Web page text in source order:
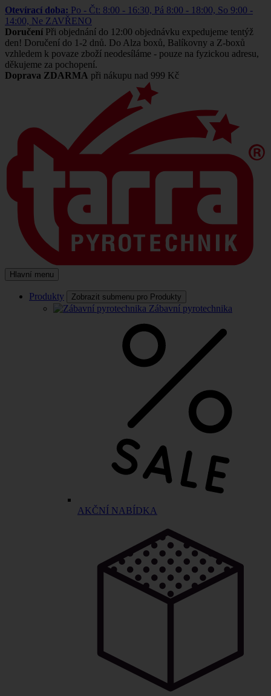
Otevírací doba: Po - Čt: 8:00 - 16:30, Pá 8:00 - 18:00, So 9:00 -
14:00, Ne ZAVŘENO
Doručení Při objednání do 12:00 objednávku expedujeme tentýž
den! Doručení do 1-2 dnů. Do Alza boxů, Balíkovny a Z-boxů
vzhledem k povaze zboží neodesíláme - pouze na fyzickou adresu,
děkujeme za pochopení.
Doprava ZDARMA při nákupu nad 999 Kč
Hlavní menu
Produkty Zobrazit submenu pro Produkty
Zábavní pyrotechnika
AKČNÍ NABÍDKA